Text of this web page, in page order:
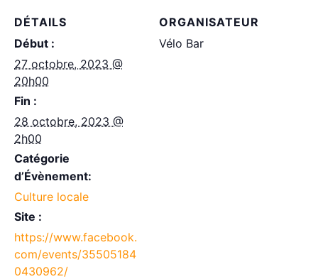
DÉTAILS
Début :
27 octobre, 2023 @
20h00
Fin :
28 octobre, 2023 @
2h00
Catégorie
d’Évènement:
Culture locale
Site :
https://www.facebook.
com/events/35505184
0430962/
ORGANISATEUR
Vélo Bar